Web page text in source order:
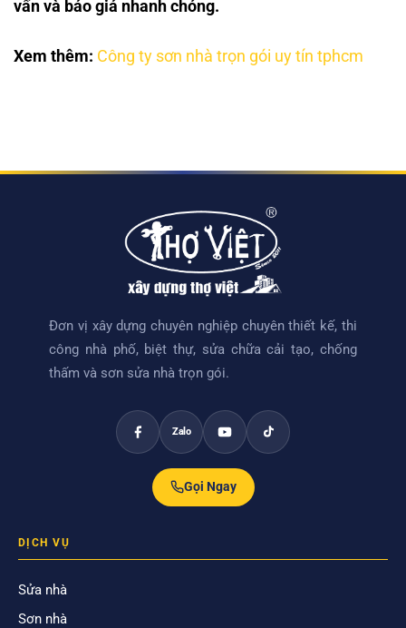
vấn và báo giá nhanh chóng.
Xem thêm: Công ty sơn nhà trọn gói uy tín tphcm
Đơn vị xây dựng chuyên nghiệp chuyên thiết kế, thi
công nhà phố, biệt thự, sửa chữa cải tạo, chống
thấm và sơn sửa nhà trọn gói.
Zalo
Gọi Ngay
DỊCH VỤ
Sửa nhà
Sơn nhà